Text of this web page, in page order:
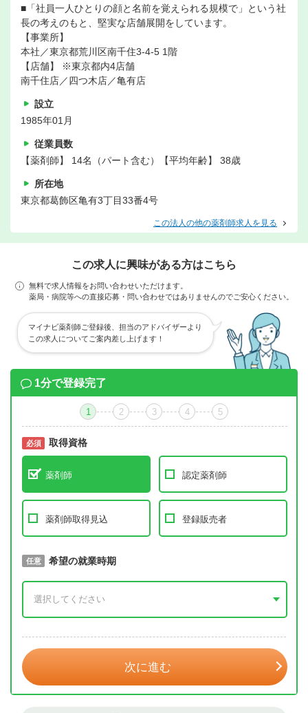
■「社員一人ひとりの顔と名前を覚えられる規模で」という社
長の考えのもと、堅実な店舗展開をしています。
【事業所】
本社／東京都荒川区南千住3-4-5 1階
【店舗】 ※東京都内4店舗
南千住店／四つ木店／亀有店
設立
1985年01月
従業員数
【薬剤師】 14名（パート含む）【平均年齢】 38歳
所在地
東京都葛飾区亀有3丁目33番4号
この法人の他の薬剤師求人を見る
この求人に興味がある方はこちら
無料で求人情報をお問い合わせいただけます。
薬局・病院等への直接応募・問い合わせではありませんのでご安心ください。
マイナビ薬剤師ご登録後、担当のアドバイザーより
この求人についてご案内差し上げます！
1分で登録完了
1 2 3 4 5
必須 取得資格
薬剤師 認定薬剤師
薬剤師取得見込 登録販売者
必須 取得予定年
任意 希望の就業時期
次に進む